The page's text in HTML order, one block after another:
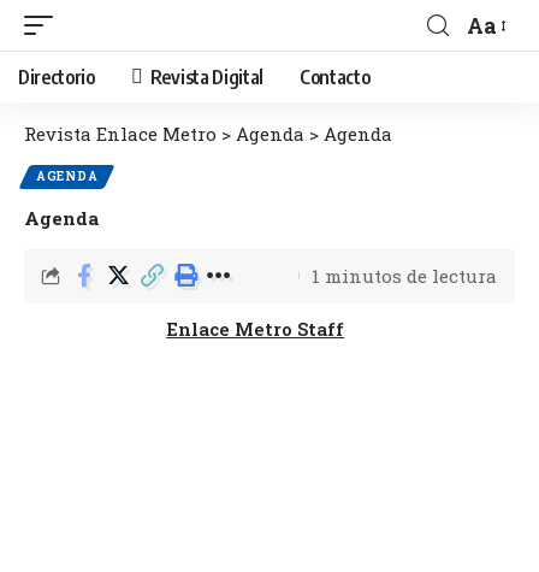
Aa
Directorio Revista Digital Contacto
Revista Enlace Metro > Agenda > Agenda
AGENDA
Agenda
Enlace Metro Staff
1 minutos de lectura